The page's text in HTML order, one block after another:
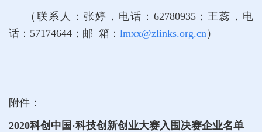
（联系人：张婷，电话：62780935； 王蕊，电
话：57174644； 邮 箱： lmxx@zlinks.org.cn ）
附件：
2020科创中国 ·科技创新创业大赛入围决赛企业名单